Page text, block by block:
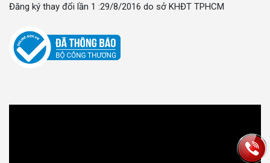
Đăng ký thay đổi lần 1 :29/8/2016 do sở KHĐT TPHCM